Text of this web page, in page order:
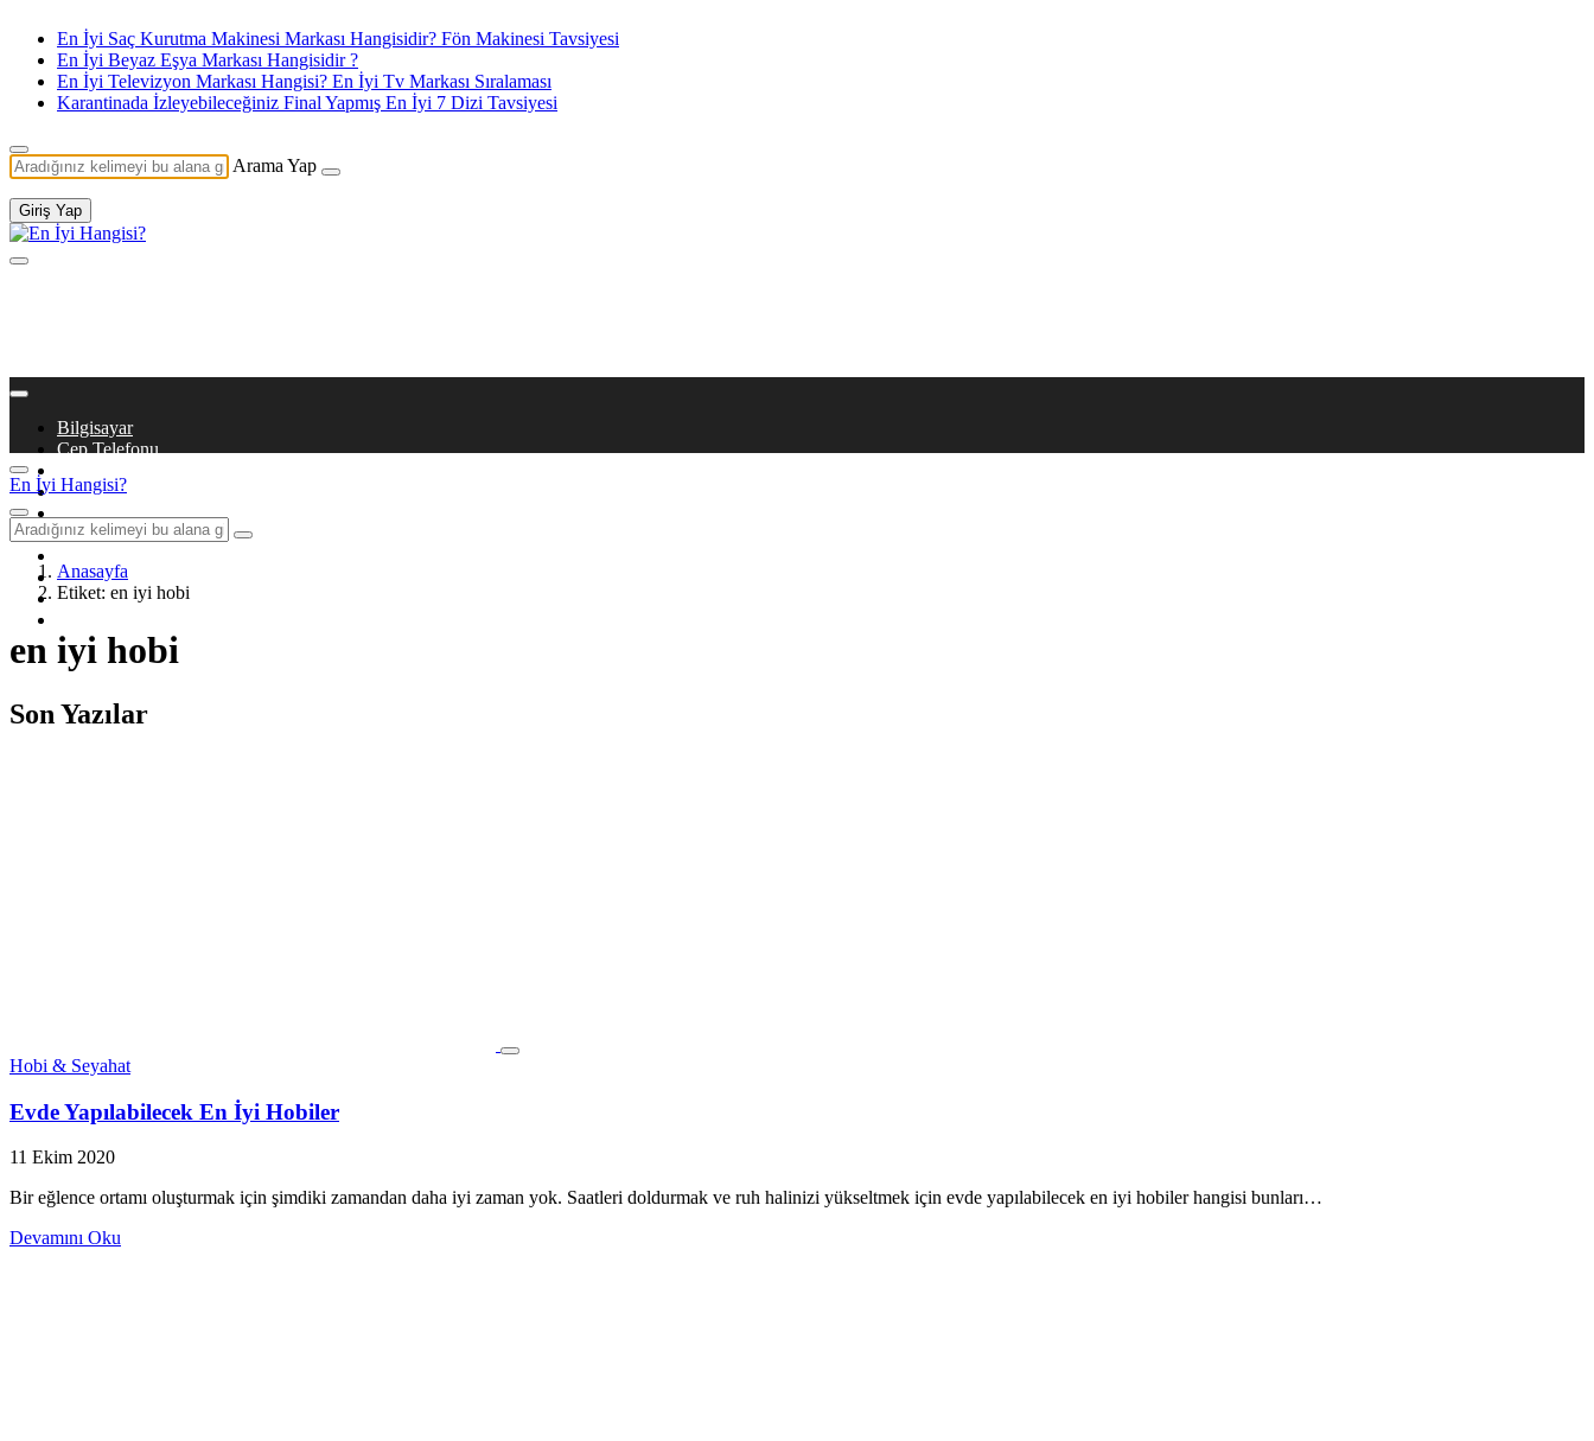
En İyi Saç Kurutma Makinesi Markası Hangisidir? Fön Makinesi Tavsiyesi
En İyi Beyaz Eşya Markası Hangisidir ?
En İyi Televizyon Markası Hangisi? En İyi Tv Markası Sıralaması
Karantinada İzleyebileceğiniz Final Yapmış En İyi 7 Dizi Tavsiyesi
Arama Yap
Giriş Yap
Bilgisayar
Cep Telefonu
Dizi & Film
Kitaplar
Sağlık
Hobi & Seyahat
Diğer
En İyi Hangisi?
Anasayfa
Etiket: en iyi hobi
en iyi hobi
Son Yazılar
Hobi & Seyahat
Evde Yapılabilecek En İyi Hobiler
11 Ekim 2020
Bir eğlence ortamı oluşturmak için şimdiki zamandan daha iyi zaman yok. Saatleri doldurmak ve ruh halinizi yükseltmek için evde yapılabilecek en iyi hobiler hangisi bunları…
Devamını Oku